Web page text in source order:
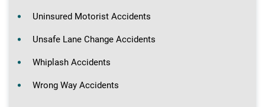
Uninsured Motorist Accidents
Unsafe Lane Change Accidents
Whiplash Accidents
Wrong Way Accidents